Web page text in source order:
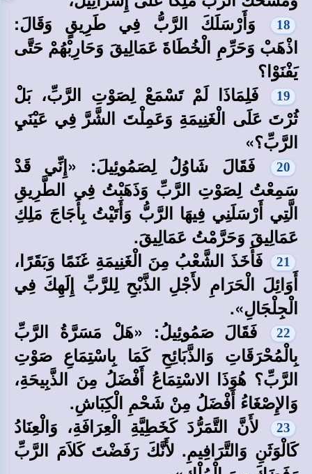
18
وَأَرْسَلَكَ الرَّبُّ فِي طَرِيقٍ وَقَالَ:
اذْهَبْ وَحَرِّمِ الْخُطَاةَ عَمَالِيقَ وَحَارِبْهُمْ حَتَّى
يَفْنَوْا؟
19
فَلِمَاذَا لَمْ تَسْمَعْ لِصَوْتِ الرَّبِّ، بَلْ
ثُرْتَ عَلَى الْغَنِيمَةِ وَعَمِلْتَ الشَّرَّ فِي عَيْنَيِ
الرَّبِّ؟»
20
فَقَالَ شَاوُلُ لِصَمُوئِيلَ: «إِنِّي قَدْ
سَمِعْتُ لِصَوْتِ الرَّبِّ وَذَهَبْتُ فِي الطَّرِيقِ
الَّتِي أَرْسَلَنِي فِيهَا الرَّبُّ وَأَتَيْتُ بِأَجَاجَ مَلِكِ
عَمَالِيقَ وَحَرَّمْتُ عَمَالِيقَ.
21
فَأَخَذَ الشَّعْبُ مِنَ الْغَنِيمَةِ غَنَمًا وَبَقَرًا،
أَوَائِلَ الْحَرَامِ لأَجْلِ الذَّبْحِ لِلرَّبِّ إِلَهِكَ فِي
الْجِلْجَالِ».
22
فَقَالَ صَمُوئِيلُ: «هَلْ مَسَرَّةُ الرَّبِّ
بِالْمُحْرَقَاتِ وَالذَّبَائِحِ كَمَا بِاسْتِمَاعِ صَوْتِ
الرَّبِّ؟ هُوَذَا الاسْتِمَاعُ أَفْضَلُ مِنَ الذَّبِيحَةِ،
وَالإِصْغَاءُ أَفْضَلُ مِنْ شَحْمِ الْكِبَاشِ.
23
لأَنَّ التَّمَرُّدَ كَخَطِيَّةِ الْعِرَافَةِ، وَالْعِنَادُ
كَالْوَثَنِ وَالتَّرَافِيمِ. لأَنَّكَ رَفَضْتَ كَلاَمَ الرَّبِّ